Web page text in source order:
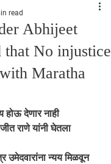
Abhijeet
that No injustice
Maratha
read
होऊ देणार नाही
राणे यांनी घेतला
उमेदवारांना न्यय मिळवून